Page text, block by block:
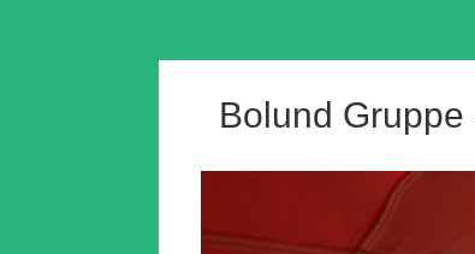
Bolund Gruppe